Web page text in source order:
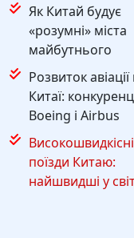
Як Китай будує
«розумні» міста
майбутнього
Розвиток авіації
Китаї:
Boeing і Airbus
Високошвидкісні
поїзди Китаю:
найшвидші у